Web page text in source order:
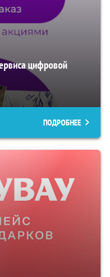
цифровой
ПОДРОБНЕЕ